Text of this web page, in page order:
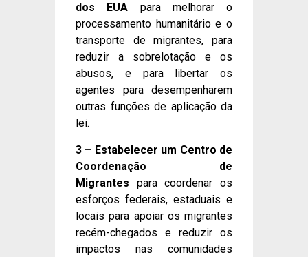
dos EUA para melhorar o
processamento humanitário e o
transporte de migrantes, para
reduzir a sobrelotação e os
abusos, e para libertar os
agentes para desempenharem
outras funções de aplicação da
lei.
3 – Estabelecer um Centro de
Coordenação de
Migrantes para coordenar os
esforços federais, estaduais e
locais para apoiar os migrantes
recém-chegados e reduzir os
impactos nas comunidades